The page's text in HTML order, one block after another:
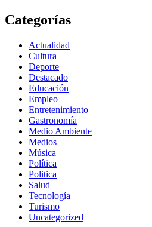
Categorías
Actualidad
Cultura
Deporte
Destacado
Educación
Empleo
Entretenimiento
Gastronomía
Medio Ambiente
Medios
Música
Política
Politica
Salud
Tecnología
Turismo
Uncategorized